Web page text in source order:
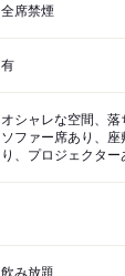
全席禁煙
有
オシャレな空間、落
ソファー席あり、
り、プロジェクタ
飲み放題